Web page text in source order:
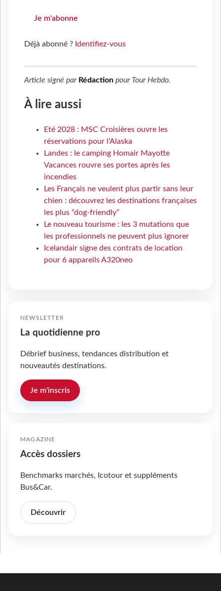
Je m'abonne
Déjà abonné ? Identifiez-vous
Article signé par Rédaction pour Tour Hebdo.
À lire aussi
Eté 2028 : MSC Croisières ouvre les
réservations pour l'Alaska
Landes : le camping Homair Mayotte
Vacances rouvre ses portes après les
incendies
Les Français ne veulent plus partir sans leur
chien : découvrez les destinations françaises
les plus “dog-friendly”
Le nouveau tourisme : les 3 mutations que
les professionnels ne peuvent plus ignorer
Icelandair signe des contrats de location
pour 6 appareils A320neo
NEWSLETTER
La quotidienne pro
Débrief business, tendances distribution et
nouveautés destinations.
Je m'inscris
MAGAZINE
Accès dossiers
Benchmarks marchés, Icotour et suppléments
Bus&Car.
Découvrir